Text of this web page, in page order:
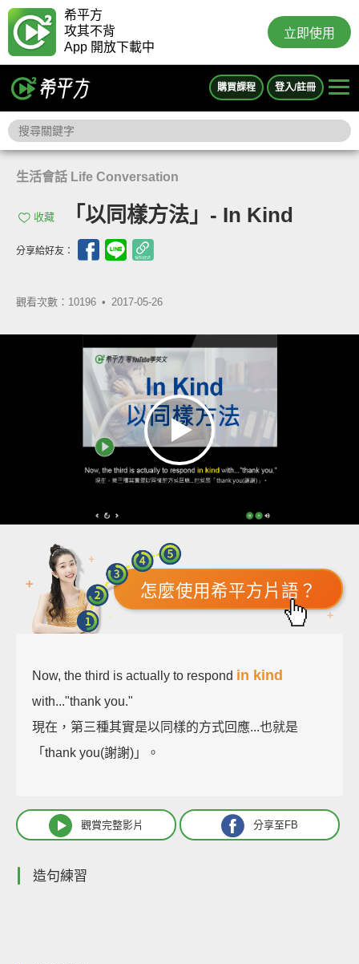
希平方
攻其不背
App 開放下載中
立即使用
購買課程 登入/註冊
生活會話 Life Conversation
收藏 「以同樣方法」- In Kind
分享給好友：
觀看次數：10196 • 2017-05-26
怎麼使用希平方片語？
Now, the third is actually to respond in kind
with..."thank you."
現在，第三種其實是以同樣的方式回應...也就是
「thank you(謝謝)」。
觀賞完整影片 分享至FB
造句練習